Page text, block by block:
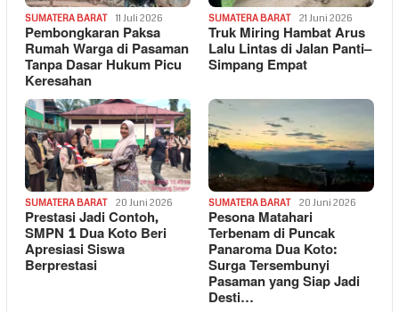
SUMATERA BARAT 11 Juli 2026
Pembongkaran Paksa
Rumah Warga di Pasaman
Tanpa Dasar Hukum Picu
Keresahan
SUMATERA BARAT 21 Juni 2026
Truk Miring Hambat Arus
Lalu Lintas di Jalan Panti–
Simpang Empat
SUMATERA BARAT 20 Juni 2026
Prestasi Jadi Contoh,
SMPN 1 Dua Koto Beri
Apresiasi Siswa
Berprestasi
SUMATERA BARAT 20 Juni 2026
Pesona Matahari
Terbenam di Puncak
Panaroma Dua Koto:
Surga Tersembunyi
Pasaman yang Siap Jadi
Desti…